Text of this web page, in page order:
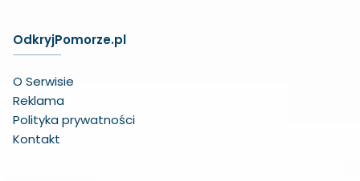
OdkryjPomorze.pl
O Serwisie
Reklama
Polityka prywatności
Kontakt